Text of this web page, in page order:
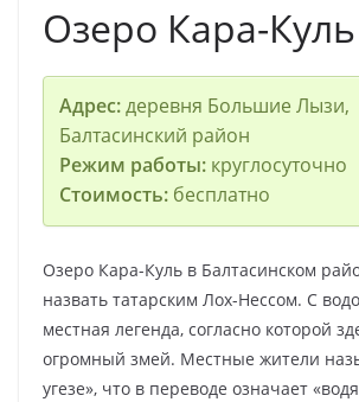
Озеро Кара-Куль
Адрес:деревня Большие Лызи,
Балтасинский район
Режим работы: круглосуточно
Стоимость: бесплатно
Озеро Кара-Куль в Балтасинском
назвать татарским Лох-Нессом. С
местная легенда, согласно которой
огромный змей. Местные жители
угезе», что в переводе означает